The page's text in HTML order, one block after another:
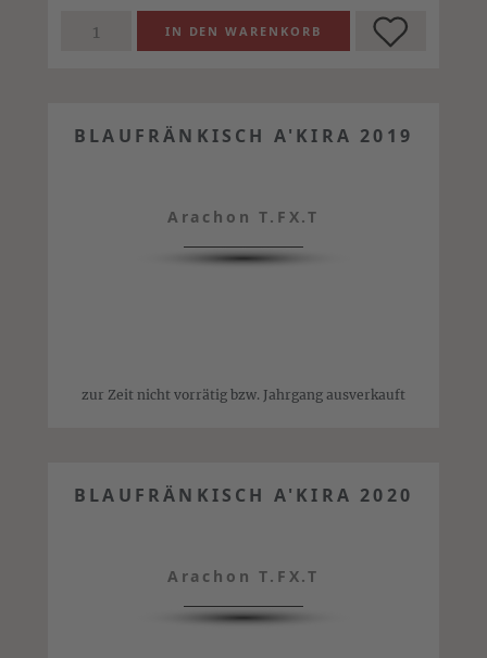
BLAUFRÄNKISCH A'KIRA 2019
Arachon T.FX.T
zur Zeit nicht vorrätig bzw. Jahrgang ausverkauft
BLAUFRÄNKISCH A'KIRA 2020
Arachon T.FX.T